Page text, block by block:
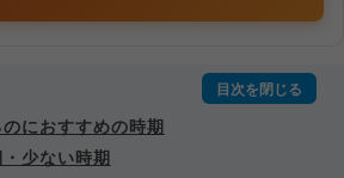
におすすめの時期
少ない時期